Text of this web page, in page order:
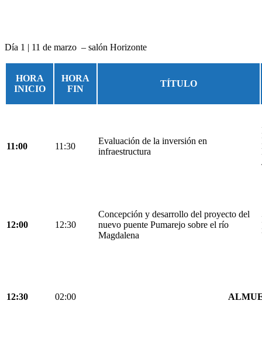
Día 1 | 11 de marzo – salón Horizonte
HORA
INICIO
HORA
FIN
TÍTULO
11:00 11:30
Evaluación de la inversión en
infraestructura
12:00 12:30
Concepción y desarrollo del proyecto del
nuevo puente Pumarejo sobre el río
Magdalena
12:30 02:00